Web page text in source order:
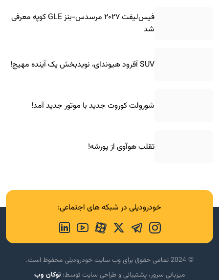
فیس‌لیفت ۲۰۲۷ مرسدس-بنز GLE کوپه معرفی
شد
SUV آفرود هیوندای، نویدبخش یک آینده مهیج!
شورولت کوروت جدید با موتور جدید آمد!
تقلب هوآوی از پورشه!
خودرودیلی در شبکه های اجتماعی:
© 2024 تمامی حقوق برای وب سایت خودرودیلی محفوظ است.
میزبانی سرور، پشتیبانی و طراحی سایت توسط: توکان وب